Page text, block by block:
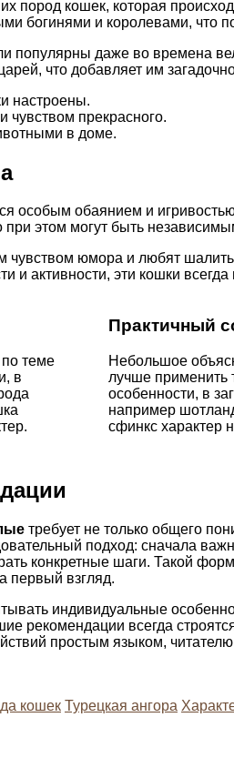
пород кошек, которая
богинями и королевами, что
популярны даже во времена
что добавляет им
настроены.
прекрасного.
в доме.
особым обаянием и
этом могут быть
чувством юмора и любят
и активности, эти кошки
по теме
в
Практичный
Небольшое
лучше применить
особенности, в
например
сфинкс характер
требует не только общего
подход: сначала
конкретные шаги. Такой
первый взгляд.
индивидуальные
рекомендации всегда
простым языком,
кошек Турецкая ангора